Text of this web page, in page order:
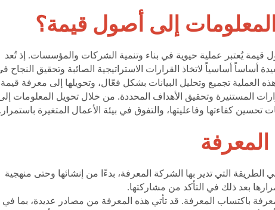
إلى أصول قيمة؟
قيمة يُعتبر عملية حيوية في بناء وتنمية الشركات والمؤسسات. إذ تُعد
أساساً أساسياً لاتخاذ القرارات الاستراتيجية الصائبة وتحقيق النجاح
العملية تجميع وتحليل البيانات بشكل فعّال، وتحويلها إلى معرفة قيمة
المستنيرة وتحقيق الأهداف المحددة. من خلال تحويل المعلومات
كفاءتها وفاعليتها، والتفوق في بيئة الأعمال المتغيرة باستمرار.
المعرفة
الطريقة التي تدير بها الشركة المعرفة، بدءًا من إنشائها وحتى منهجية
بعد ذلك في التأكد من مشاركتها.
باكتساب المعرفة. قد تأتي هذه المعرفة من مصادر عديدة، بما